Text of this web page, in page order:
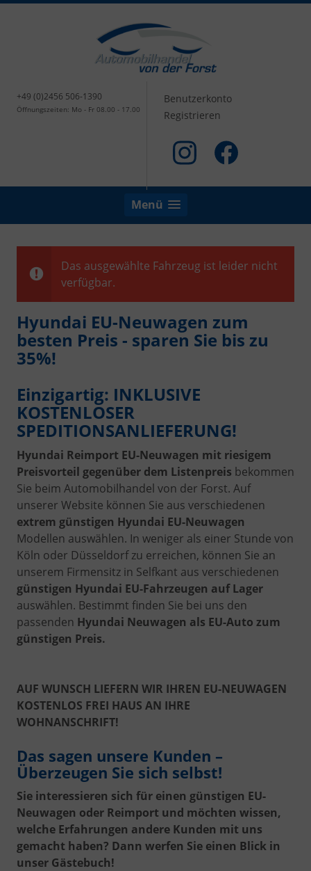
+49 (0)2456 506-1390
Öffnungszeiten: Mo - Fr 08.00 - 17.00
Benutzerkonto
Registrieren
Menü
Das ausgewählte Fahrzeug ist leider nicht
verfügbar.
Hyundai EU-Neuwagen zum
besten Preis - sparen Sie bis zu
35%!
Einzigartig: INKLUSIVE
KOSTENLOSER
SPEDITIONSANLIEFERUNG!
Hyundai Reimport EU-Neuwagen mit riesigem
Preisvorteil gegenüber dem Listenpreis bekommen
Sie beim Automobilhandel von der Forst. Auf
unserer Website können Sie aus verschiedenen
extrem günstigen Hyundai EU-Neuwagen
Modellen auswählen. In weniger als einer Stunde von
Köln oder Düsseldorf zu erreichen, können Sie an
unserem Firmensitz in Selfkant aus verschiedenen
günstigen Hyundai EU-Fahrzeugen auf Lager
auswählen. Bestimmt finden Sie bei uns den
passenden Hyundai Neuwagen als EU-Auto zum
günstigen Preis.
AUF WUNSCH LIEFERN WIR IHREN EU-NEUWAGEN
KOSTENLOS FREI HAUS AN IHRE
WOHNANSCHRIFT!
Das sagen unsere Kunden –
Überzeugen Sie sich selbst!
Sie interessieren sich für einen günstigen EU-
Neuwagen oder Reimport und möchten wissen,
welche Erfahrungen andere Kunden mit uns
gemacht haben? Dann werfen Sie einen Blick in
unser Gästebuch!